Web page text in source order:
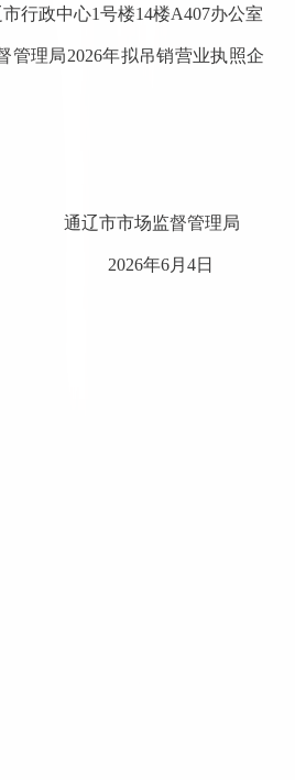
行政中心1号楼14楼A407办公室
管理局2026年拟吊销营业执照企
通辽市市场监督管理局
2026年6月 4日